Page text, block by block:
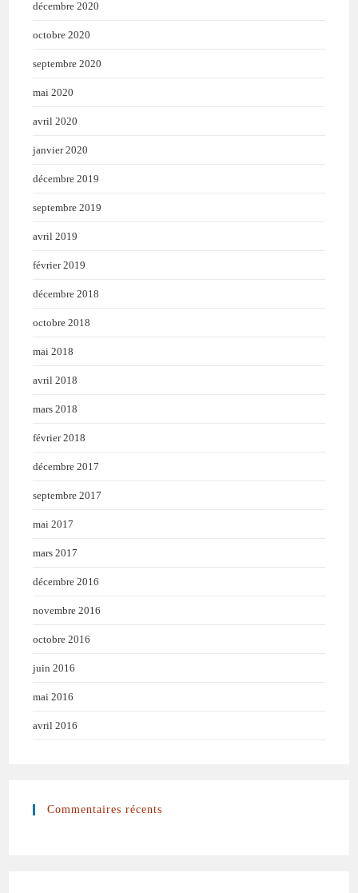
décembre 2020
octobre 2020
septembre 2020
mai 2020
avril 2020
janvier 2020
décembre 2019
septembre 2019
avril 2019
février 2019
décembre 2018
octobre 2018
mai 2018
avril 2018
mars 2018
février 2018
décembre 2017
septembre 2017
mai 2017
mars 2017
décembre 2016
novembre 2016
octobre 2016
juin 2016
mai 2016
avril 2016
Commentaires récents